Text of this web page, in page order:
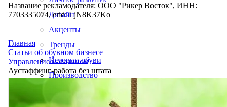
Дизайн
Акценты
Тренды
Истории обуви
Производство
Название рекламодателя: ООО "Рикер Восток", ИНН:
7703335074, erid: LjN8K37Ko
Главная
Статьи об обувном бизнесе
Управление магазином
Аустаффинг-работа без штата